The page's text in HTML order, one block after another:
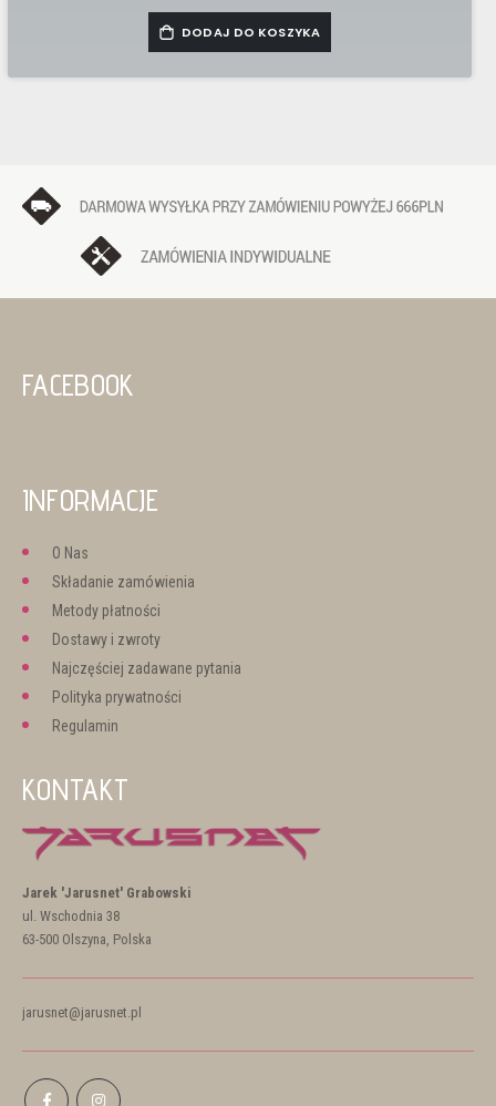
DODAJ DO KOSZYKA
FACEBOOK
INFORMACJE
O Nas
Składanie zamówienia
Metody płatności
Dostawy i zwroty
Najczęściej zadawane pytania
Polityka prywatności
Regulamin
KONTAKT
Jarek 'Jarusnet' Grabowski
ul. Wschodnia 38
63-500 Olszyna, Polska
jarusnet@jarusnet.pl